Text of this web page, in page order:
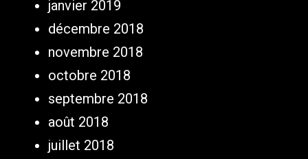
janvier 2019
décembre 2018
novembre 2018
octobre 2018
septembre 2018
août 2018
juillet 2018